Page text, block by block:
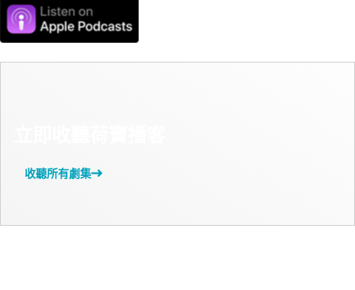
收聽所有劇集